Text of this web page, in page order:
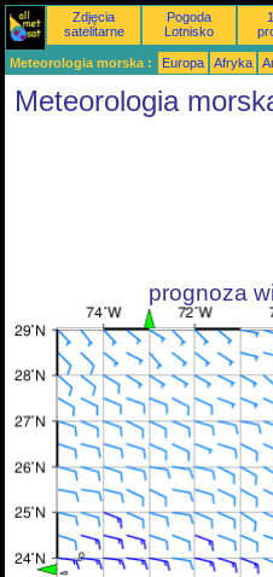
Zdjęcia
satelitarne
Pogoda
Lotnisko
Meteorologia morska : Europa Afryka
Meteorologia
prognoza